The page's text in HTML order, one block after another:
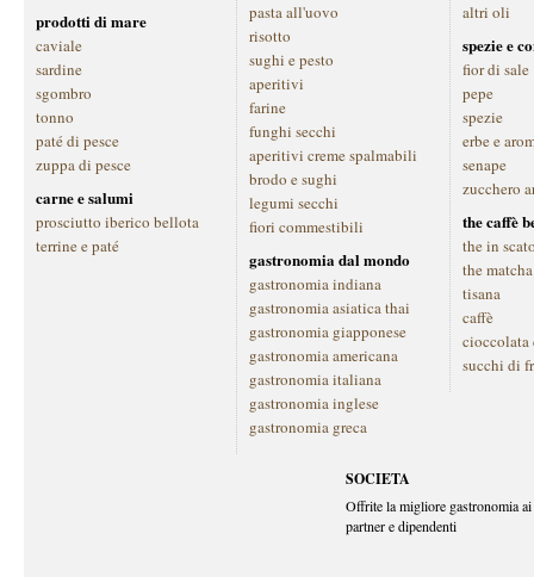
prodotti di mare
caviale
sardine
sgombro
tonno
paté di pesce
zuppa di pesce
carne e salumi
prosciutto iberico bellota
terrine e paté
pasta all'uovo
risotto
sughi e pesto
aperitivi
farine
funghi secchi
aperitivi creme spalmabili
brodo e sughi
legumi secchi
fiori commestibili
gastronomia dal mondo
gastronomia indiana
gastronomia asiatica thai
gastronomia giapponese
gastronomia americana
gastronomia italiana
gastronomia inglese
gastronomia greca
altri oli
spezie e
fior di sale
pepe
spezie
erbe e
senape
zucchero
the caffè
the in
the matcha
tisana
caffè
cioccolata
succhi di
SOCIETA
Offrite la migliore gastronomia
partner e dipendenti